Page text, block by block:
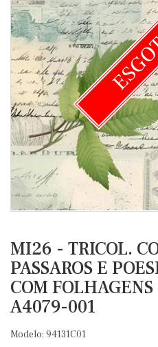
MI26 - TRICOL.
PASSAROS E
COM
A4079-001
Modelo: 94131C01